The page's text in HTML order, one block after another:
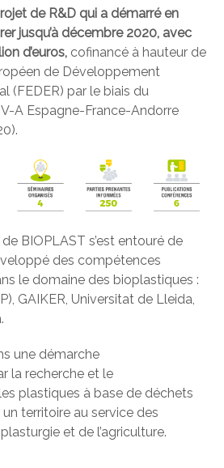
de R&D qui a démarré en
jusqu’à décembre 2020, avec
d’euros, cofinancé à hauteur de
de Développement
(FEDER) par le biais du
A Espagne-France-Andorre
BIOPLAST s’est entouré de
des compétences
le domaine des bioplastiques :
GAIKER, Universitat de Lleida,
une démarche
la recherche et le
plastiques à base de déchets
territoire au service des
et de l’agriculture.